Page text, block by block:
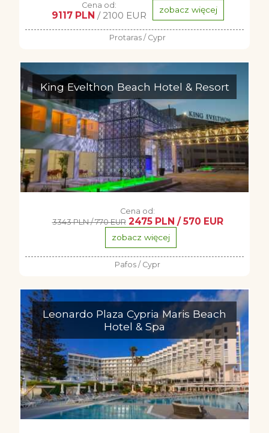
Cena od:
9117 PLN / 2100 EUR zobacz więcej
Protaras / Cypr
King Evelthon Beach Hotel & Resort
Cena od:
3343 PLN / 770 EUR 2475 PLN / 570 EUR
zobacz więcej
Pafos / Cypr
Leonardo Plaza Cypria Maris Beach
Hotel & Spa